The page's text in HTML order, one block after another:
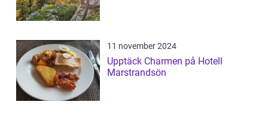
11 november 2024
Upptäck Charmen på Hotell
Marstrandsön